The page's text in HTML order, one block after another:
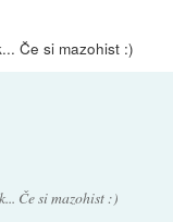
Če si mazohist :)
Če si mazohist :)